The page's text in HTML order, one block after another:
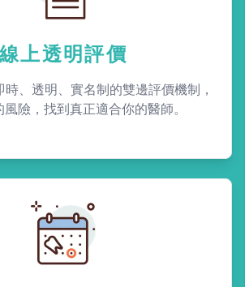
線上透明評價
時、透明、實名制的雙邊評價機制，
風險，找到真正適合你的醫師。